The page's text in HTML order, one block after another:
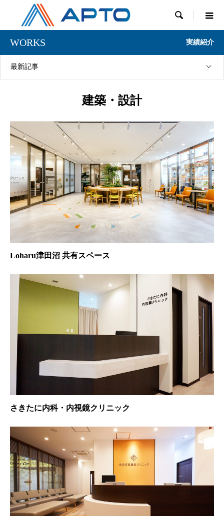

WORKS 実績紹介
最新記事
建築・設計
Loharu津田沼 共有スペース
さきたに内科・内視鏡クリニック